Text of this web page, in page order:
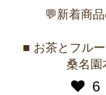
💬新着商
■ お茶とフル
桑名園
6